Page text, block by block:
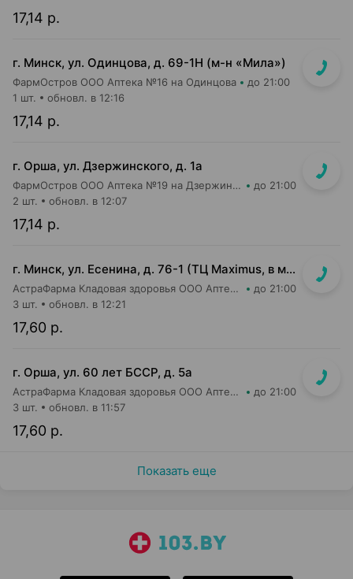
17,14 р.
г. Минск, ул. Одинцова, д. 69-1Н (м-н «Мила»)
ФармОстров ООО Аптека №16 на Одинцова до 21:00
17,14 р.
1 шт. обновл. в 12:16
г. Орша, ул. Дзержинского, д. 1а
ФармОстров ООО Аптека №19 на Дзержинского до 21:00
17,14 р.
2 шт. обновл. в 12:07
г. Минск, ул. Есенина, д. 76-1 (ТЦ Maximus, в м-не Евроопт Super)
АстраФарма Кладовая здоровья ООО Аптека №9 до 21:00
17,60 р.
3 шт. обновл. в 12:21
г. Орша, ул. 60 лет БССР, д. 5а
АстраФарма Кладовая здоровья ООО Аптека №3 до 21:00
17,60 р.
3 шт. обновл. в 11:57
Показать еще